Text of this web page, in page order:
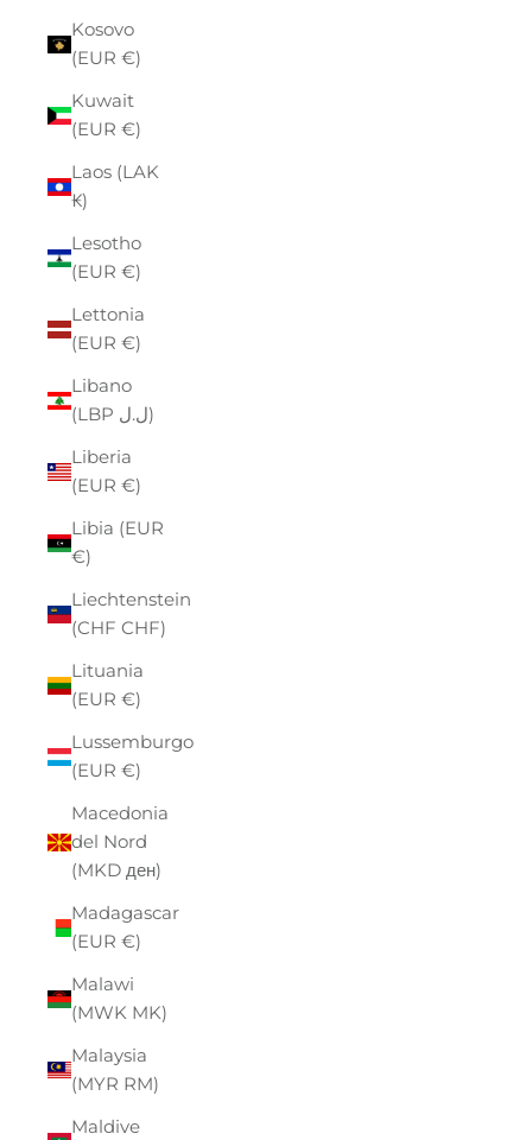
Kosovo
(EUR €)
Kuwait
(EUR €)
Laos (LAK
₭)
Lesotho
(EUR €)
Lettonia
(EUR €)
Libano
(LBP ل.ل)
Liberia
(EUR €)
Libia (EUR
€)
Liechtenstein
(CHF CHF)
Lituania
(EUR €)
Lussemburgo
(EUR €)
Macedonia
del Nord
(MKD ден)
Madagascar
(EUR €)
Malawi
(MWK MK)
Malaysia
(MYR RM)
Maldive